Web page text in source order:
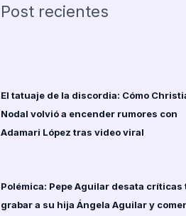
Post recientes
El tatuaje de la discordia: Cómo
Nodal volvió a encender rumores con
Adamari López tras video viral
Polémica: Pepe Aguilar desata críticas
grabar a su hija Ángela Aguilar y